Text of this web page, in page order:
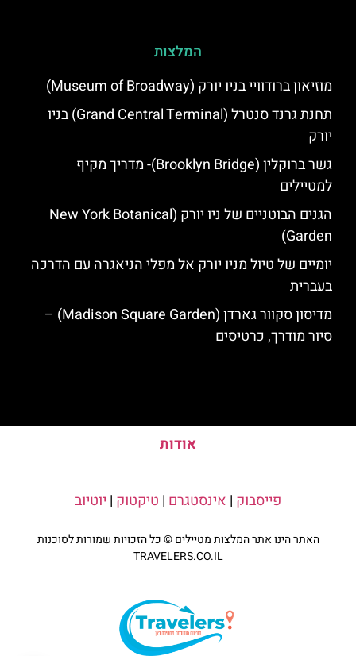
המלצות
מוזיאון ברודוויי בניו יורק (Museum of Broadway)
תחנת גרנד סנטרל (Grand Central Terminal) בניו
יורק
גשר ברוקלין (Brooklyn Bridge)- מדריך מקיף
למטיילים
הגנים הבוטניים של ניו יורק (New York Botanical
Garden)
יומיים של טיול מניו יורק אל מפלי הניאגרה עם הדרכה
בעברית
מדיסון סקוור גארדן (Madison Square Garden) –
סיור מודרך, כרטיסים
אודות
פייסבוק | אינסטגרם | טיקטוק | יוטיוב
האתר הינו אתר המלצות מטיילים © כל הזכויות שמורות לסוכנות
TRAVELERS.CO.IL